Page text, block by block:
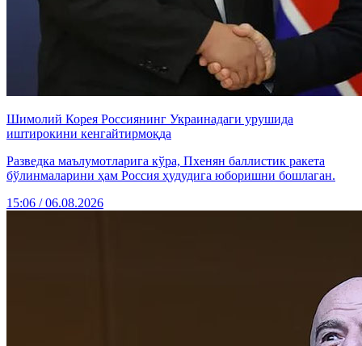
Шимолий Корея Россиянинг Украинадаги урушида
иштирокини кенгайтирмоқда
Разведка маълумотларига кўра, Пхенян баллистик ракета
бўлинмаларини ҳам Россия ҳудудига юборишни бошлаган.
15:06 / 06.08.2026